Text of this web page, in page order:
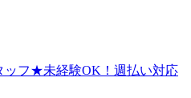
ッフ★未経験OK！週払い対応